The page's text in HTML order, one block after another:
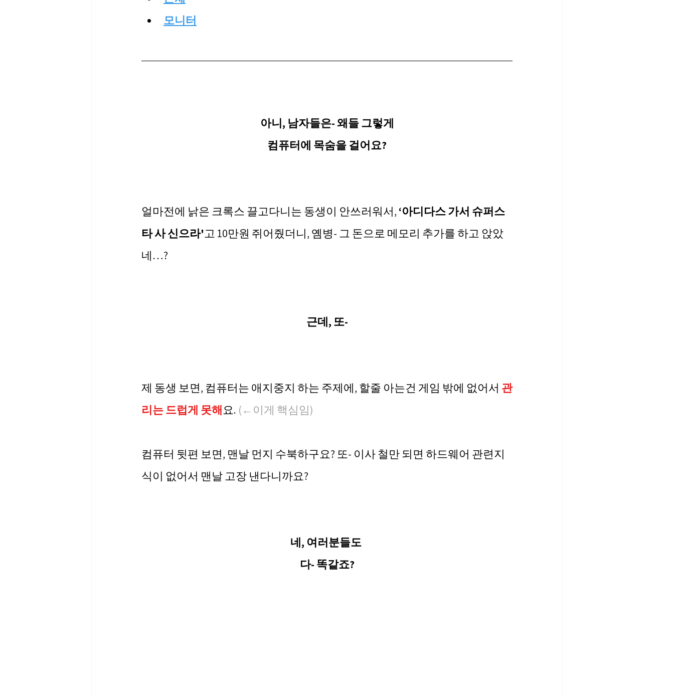
모니터
아니, 남자들은- 왜들 그렇게
컴퓨터에 목숨을 걸어요?
얼마전에 낡은 크록스 끌고다니는 동생이 안쓰러워서, ‘아디다스 가서 슈퍼스
타 사 신으라'고 10만원 쥐어줬더니, 옘병- 그 돈으로 메모리 추가를 하고 앉았
네…?
근데, 또-
제 동생 보면, 컴퓨터는 애지중지 하는 주제에, 할줄 아는건 게임 밖에 없어서 관
리는 드럽게 못해요. (←이게 핵심임)
컴퓨터 뒷편 보면, 맨날 먼지 수북하구요? 또- 이사 철만 되면 하드웨어 관련지
식이 없어서 맨날 고장 낸다니까요?
네, 여러분들도
다- 똑같죠?